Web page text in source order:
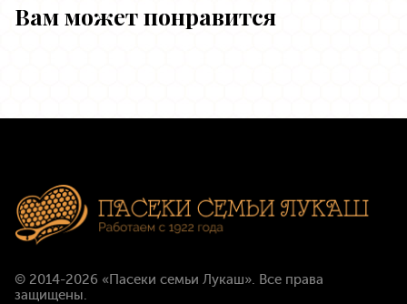
Вам может понравится
© 2014-2026 «Пасеки семьи Лукаш». Все права
защищены.